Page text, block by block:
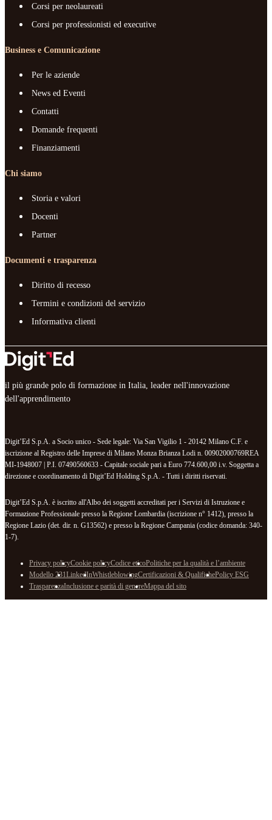
Corsi per neolaureati
Corsi per professionisti ed executive
Business e Comunicazione
Per le aziende
News ed Eventi
Contatti
Domande frequenti
Finanziamenti
Chi siamo
Storia e valori
Docenti
Partner
Documenti e trasparenza
Diritto di recesso
Termini e condizioni del servizio
Informativa clienti
il più grande polo di formazione in Italia, leader nell'innovazione
dell'apprendimento
Digit’Ed S.p.A. a Socio unico - Sede legale: Via San Vigilio 1 - 20142 Milano C.F. e
iscrizione al Registro delle Imprese di Milano Monza Brianza Lodi n. 00902000769REA
MI-1948007 | P.I. 07490560633 - Capitale sociale pari a Euro 774.600,00 i.v. Soggetta a
direzione e coordinamento di Digit’Ed Holding S.p.A. - Tutti i diritti riservati.
Digit’Ed S.p.A. è iscritto all'Albo dei soggetti accreditati per i Servizi di Istruzione e
Formazione Professionale presso la Regione Lombardia (iscrizione n° 1412), presso la
Regione Lazio (det. dir. n. G13562) e presso la Regione Campania (codice domanda: 340-
1-7).
Privacy policyCookie policyCodice eticoPolitiche per la qualità e l’ambiente
Modello 231LinkedInWhistleblowingCertificazioni & QualifichePolicy ESG
TrasparenzaInclusione e parità di genereMappa del sito